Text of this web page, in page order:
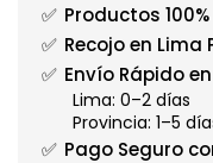
✅ Productos
✅ Recojo en Lima
✅ Envío Rápido
Lima: 0–2 días
Provincia: 1–5
✅ Pago Seguro